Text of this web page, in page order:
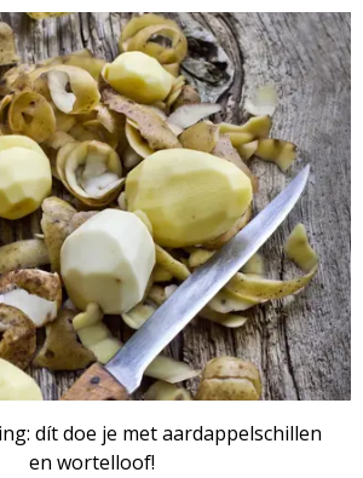
dít doe je met aardappelschillen
en wortelloof!